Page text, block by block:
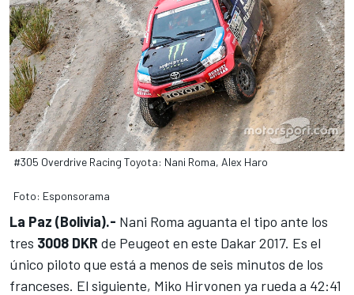
#305 Overdrive Racing Toyota: Nani Roma, Alex Haro
Foto: Esponsorama
La Paz (Bolivia).- Nani Roma aguanta el tipo ante los
tres 3008 DKR de Peugeot en este Dakar2017. Es el
único piloto que está a menos de seis minutos de los
franceses. El siguiente, Miko Hirvonen ya rueda a 42:41